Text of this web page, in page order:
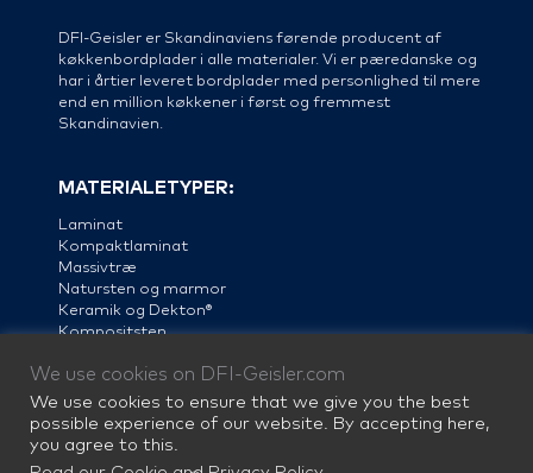
DFI-Geisler er Skandinaviens førende producent af
køkkenbordplader i alle materialer. Vi er pæredanske og
har i årtier leveret bordplader med personlighed til mere
end en million køkkener i først og fremmest
Skandinavien.
MATERIALETYPER:
Laminat
Kompaktlaminat
Massivtræ
Natursten og marmor
Keramik og Dekton®
Kompositsten
Stål
We use cookies on DFI-Geisler.com
We use cookies to ensure that we give you the best
possible experience of our website. By accepting here,
you agree to this.